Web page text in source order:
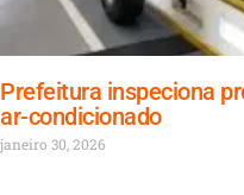
Prefeitura inspeciona
ar-condicionado
janeiro 30, 2026